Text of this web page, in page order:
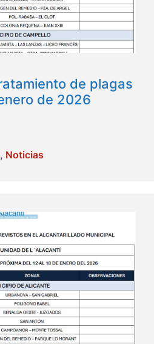
de plagas
de 2026
, Noticias